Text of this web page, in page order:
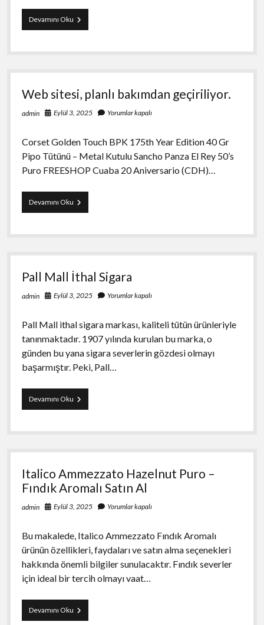
Devamını OkuTiktok
Takipçi
Al
En
Zaman
Web sitesi, planlı bakımdan geçiriliyor.
admin Eylül 3, 2025 Yorumlar kapalı
Corset Golden Touch BPK 175th Year Edition 40 Gr
Pipo Tütünü – Metal Kutulu Sancho Panza El Rey 50’s
Puro FREESHOP Cuaba 20 Aniversario (CDH)…
Devamını OkuWeb
sitesi,
bakımdan
Pall Mall İthal Sigara
admin Eylül 3, 2025 Yorumlar kapalı
Pall Mall ithal sigara markası, kaliteli tütün ürünleriyle
tanınmaktadır. 1907 yılında kurulan bu marka, o
günden bu yana sigara severlerin gözdesi olmayı
başarmıştır. Peki, Pall…
Devamını OkuPall
Mall
Sigara
Italico Ammezzato Hazelnut Puro –
Fındık Aromalı Satın Al
admin Eylül 3, 2025 Yorumlar kapalı
Bu makalede, Italico Ammezzato Fındık Aromalı
ürünün özellikleri, faydaları ve satın alma seçenekleri
hakkında önemli bilgiler sunulacaktır. Fındık severler
için ideal bir tercih olmayı vaat…
Devamını OkuItalico
Ammezzato